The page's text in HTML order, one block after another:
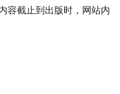
容截止到出版时，网站内